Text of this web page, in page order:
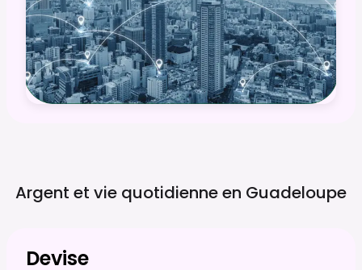
Argent et vie quotidienne en Guadeloupe
Devise